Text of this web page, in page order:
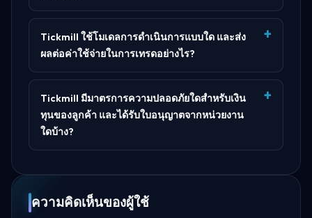
Tickmill ใช้โมเดลการดำเนินการแบบใด และส่ง
ผลต่อค่าใช้จ่ายในการเทรดอย่างไร?
Tickmill มีมาตรการความปลอดภัยใดสำหรับเงิน
ทุนของลูกค้า และได้รับใบอนุญาตจากหน่วยงาน
ใดบ้าง?
ความคิดเห็นของผู้ใช้